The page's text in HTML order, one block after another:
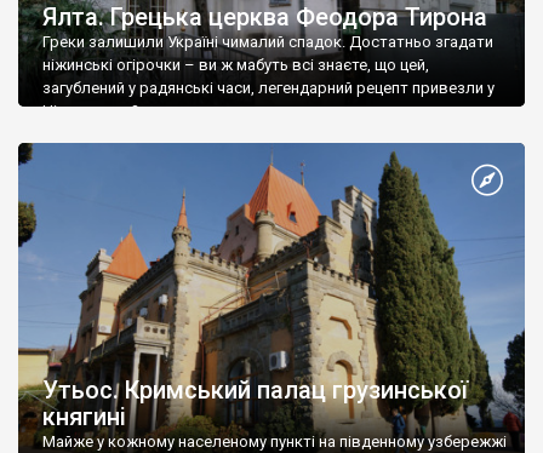
Ялта. Грецька церква Феодора Тирона
Греки залишили Україні чималий спадок. Достатньо згадати
ніжинські огірочки – ви ж мабуть всі знаєте, що цей,
загублений у радянські часи, легендарний рецепт привезли у
Ніжин греки?
Утьос. Кримський палац грузинської
княгині
Майже у кожному населеному пункті на південному узбережжі